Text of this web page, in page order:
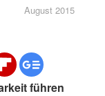
August 2015
führen